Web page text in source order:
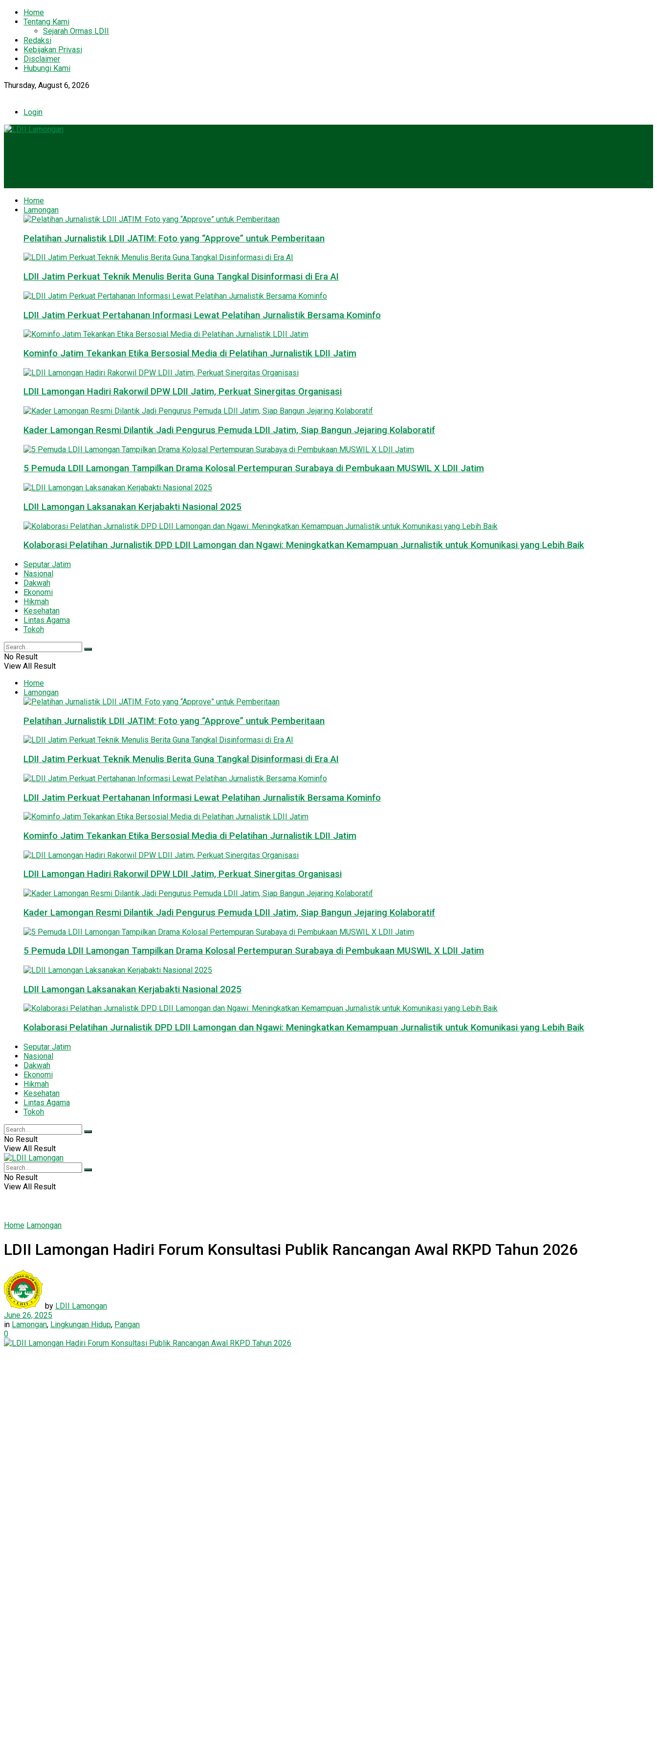
Home
Tentang Kami
Sejarah Ormas LDII
Redaksi
Kebijakan Privasi
Disclaimer
Hubungi Kami
Thursday, August 6, 2026
Login
Home
Lamongan
Pelatihan Jurnalistik LDII JATIM: Foto yang “Approve” untuk Pemberitaan
LDII Jatim Perkuat Teknik Menulis Berita Guna Tangkal Disinformasi di Era AI
LDII Jatim Perkuat Pertahanan Informasi Lewat Pelatihan Jurnalistik Bersama Kominfo
Kominfo Jatim Tekankan Etika Bersosial Media di Pelatihan Jurnalistik LDII Jatim
LDII Lamongan Hadiri Rakorwil DPW LDII Jatim, Perkuat Sinergitas Organisasi
Kader Lamongan Resmi Dilantik Jadi Pengurus Pemuda LDII Jatim, Siap Bangun Jejaring Kolaboratif
5 Pemuda LDII Lamongan Tampilkan Drama Kolosal Pertempuran Surabaya di Pembukaan MUSWIL X LDII Jatim
LDII Lamongan Laksanakan Kerjabakti Nasional 2025
Kolaborasi Pelatihan Jurnalistik DPD LDII Lamongan dan Ngawi: Meningkatkan Kemampuan Jurnalistik untuk Komunikasi yang Lebih Baik
Seputar Jatim
Nasional
Dakwah
Ekonomi
Hikmah
Kesehatan
Lintas Agama
Tokoh
No Result
View All Result
Home
Lamongan
Pelatihan Jurnalistik LDII JATIM: Foto yang “Approve” untuk Pemberitaan
LDII Jatim Perkuat Teknik Menulis Berita Guna Tangkal Disinformasi di Era AI
LDII Jatim Perkuat Pertahanan Informasi Lewat Pelatihan Jurnalistik Bersama Kominfo
Kominfo Jatim Tekankan Etika Bersosial Media di Pelatihan Jurnalistik LDII Jatim
LDII Lamongan Hadiri Rakorwil DPW LDII Jatim, Perkuat Sinergitas Organisasi
Kader Lamongan Resmi Dilantik Jadi Pengurus Pemuda LDII Jatim, Siap Bangun Jejaring Kolaboratif
5 Pemuda LDII Lamongan Tampilkan Drama Kolosal Pertempuran Surabaya di Pembukaan MUSWIL X LDII Jatim
LDII Lamongan Laksanakan Kerjabakti Nasional 2025
Kolaborasi Pelatihan Jurnalistik DPD LDII Lamongan dan Ngawi: Meningkatkan Kemampuan Jurnalistik untuk Komunikasi yang Lebih Baik
Seputar Jatim
Nasional
Dakwah
Ekonomi
Hikmah
Kesehatan
Lintas Agama
Tokoh
No Result
View All Result
No Result
View All Result
Home Lamongan
LDII Lamongan Hadiri Forum Konsultasi Publik Rancangan Awal RKPD Tahun 2026
by LDII Lamongan
June 26, 2025
in Lamongan, Lingkungan Hidup, Pangan
0